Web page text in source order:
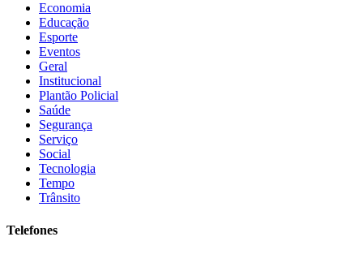
Economia
Educação
Esporte
Eventos
Geral
Institucional
Plantão Policial
Saúde
Segurança
Serviço
Social
Tecnologia
Tempo
Trânsito
Telefones